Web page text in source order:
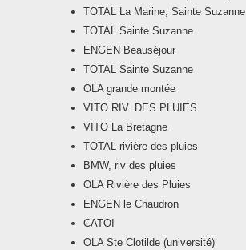
TOTAL La Marine, Sainte Suzanne
TOTAL Sainte Suzanne
ENGEN Beauséjour
TOTAL Sainte Suzanne
OLA grande montée
VITO RIV. DES PLUIES
VITO La Bretagne
TOTAL rivière des pluies
BMW, riv des pluies
OLA Rivière des Pluies
ENGEN le Chaudron
CATOI
OLA Ste Clotilde (université)